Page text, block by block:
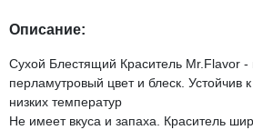
Описание:
Сухой Блестящий Краситель Mr.Flavor
перламутровый цвет и блеск. Устойчив
низких температур
Не имеет вкуса и запаха. Краситель